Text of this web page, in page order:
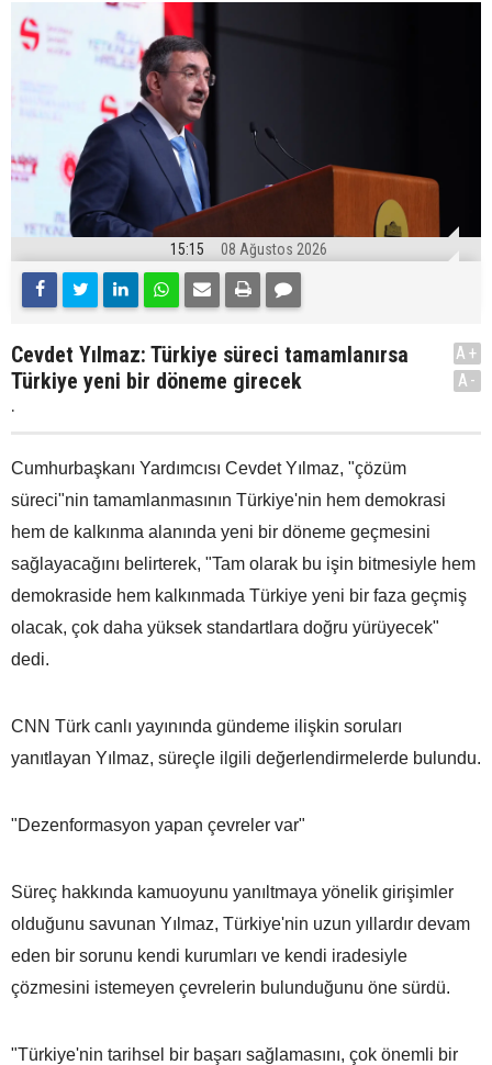
15:15 08 Ağustos 2026
Cevdet Yılmaz: Türkiye süreci tamamlanırsa
Türkiye yeni bir döneme girecek
.
A+
A-
Cumhurbaşkanı Yardımcısı Cevdet Yılmaz, "çözüm
süreci"nin tamamlanmasının Türkiye'nin hem demokrasi
hem de kalkınma alanında yeni bir döneme geçmesini
sağlayacağını belirterek, "Tam olarak bu işin bitmesiyle hem
demokraside hem kalkınmada Türkiye yeni bir faza geçmiş
olacak, çok daha yüksek standartlara doğru yürüyecek"
dedi.
CNN Türk canlı yayınında gündeme ilişkin soruları
yanıtlayan Yılmaz, süreçle ilgili değerlendirmelerde bulundu.
"Dezenformasyon yapan çevreler var"
Süreç hakkında kamuoyunu yanıltmaya yönelik girişimler
olduğunu savunan Yılmaz, Türkiye'nin uzun yıllardır devam
eden bir sorunu kendi kurumları ve kendi iradesiyle
çözmesini istemeyen çevrelerin bulunduğunu öne sürdü.
"Türkiye'nin tarihsel bir başarı sağlamasını, çok önemli bir